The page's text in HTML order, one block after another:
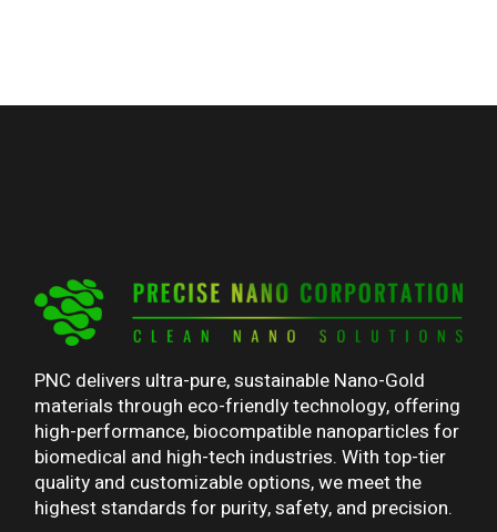
PNC delivers ultra-pure, sustainable Nano-Gold
materials through eco-friendly technology, offering
high-performance, biocompatible nanoparticles for
biomedical and high-tech industries. With top-tier
quality and customizable options, we meet the
highest standards for purity, safety, and precision.